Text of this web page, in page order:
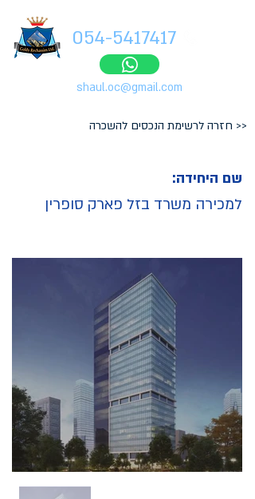
054-5417417
shaul.oc@gmail.com
<< חזרה לרשימת הנכסים להשכרה
שם היחידה:
למכירה משרד בזל פארק סופרין